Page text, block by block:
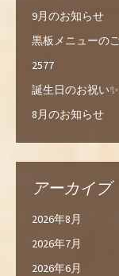
9月のお知らせ
黒板メニューの
2577
誕生日のお祝い✨
8月のお知らせ
アーカイブ
2026年8月
2026年7月
2026年6月